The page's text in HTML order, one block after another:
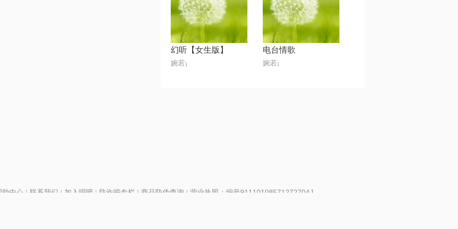
幻听【女生版】
婉若¡
电台情歌
婉若¡
助中心 | 联系我们 | 加入唱吧 | 防诈骗专栏 | 商品防伪查询 | 营业执照：编号91110108571272704J